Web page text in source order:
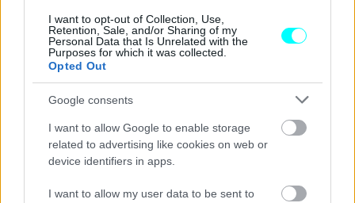
I want to opt-out of Collection, Use,
Retention, Sale, and/or Sharing of my
Personal Data that Is Unrelated with the
Purposes for which it was collected.
Opted Out
Google consents
I want to allow Google to enable storage
related to advertising like cookies on web or
device identifiers in apps.
I want to allow my user data to be sent to